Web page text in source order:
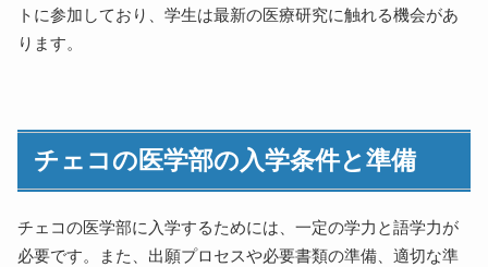
トに参加しており、学生は最新の医療研究に触れる機会があ
ります。
チェコの医学部の入学条件と準備
チェコの医学部に入学するためには、一定の学力と語学力が
必要です。また、出願プロセスや必要書類の準備、適切な準